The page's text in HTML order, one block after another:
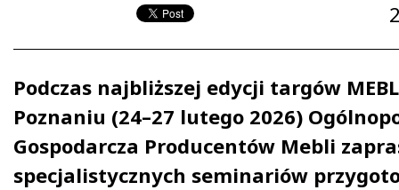
Podczas najbliższej edycji targów
Poznaniu (24–27 lutego 2026)
Gospodarcza Producentów Mebli
specjalistycznych seminariów